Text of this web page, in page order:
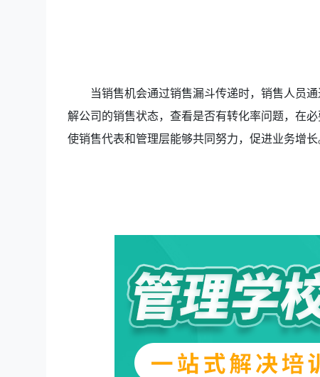
当销售机会通过销售漏斗传递时，销售人员
解公司的销售状态，查看是否有转化率问题，在
使销售代表和管理层能够共同努力，促进业务增长